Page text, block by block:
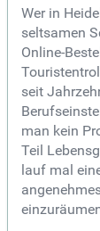
Wer in
seltsamen
Online-
seit
man kein
Teil
lauf mal